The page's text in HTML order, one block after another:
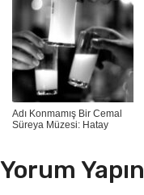
Adı Konmamış Bir Cemal
Süreya Müzesi: Hatay
Yorum Yapın